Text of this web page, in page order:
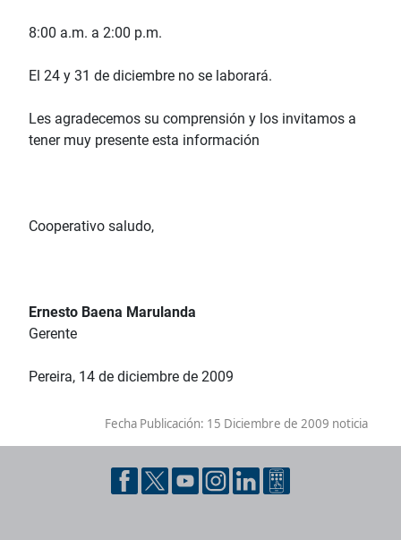
8:00 a.m. a 2:00 p.m.
El 24 y 31 de diciembre no se laborará.
Les agradecemos su comprensión y los invitamos a
tener muy presente esta información
Cooperativo saludo,
Ernesto Baena Marulanda
Gerente
Pereira, 14 de diciembre de 2009
Fecha Publicación: 15 Diciembre de 2009 noticia